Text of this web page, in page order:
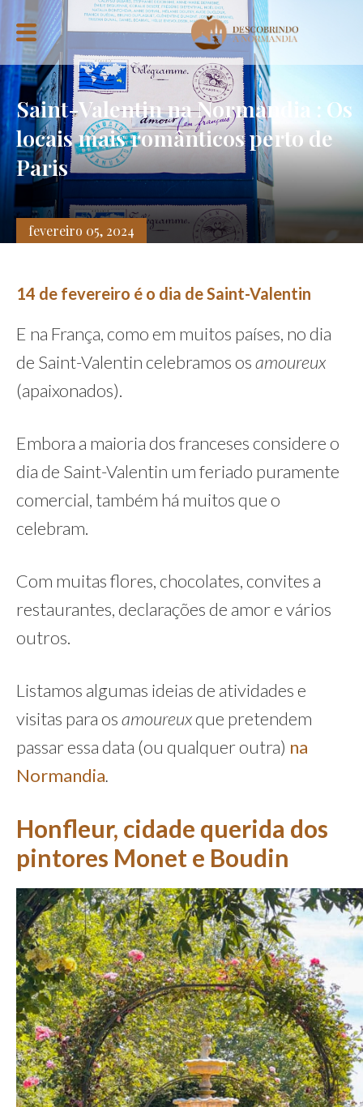
Saint-Valentin na Normandia : Os
locais mais românticos perto de
Paris
fevereiro 05, 2024
14 de fevereiro é o dia de Saint-Valentin
E na França, como em muitos países, no dia
de Saint-Valentin celebramos osamoureux
(apaixonados).
Embora a maioria dos franceses considere o
dia de Saint-Valentin um feriado puramente
comercial, também há muitos que o
celebram.
Com muitas flores, chocolates, convites a
restaurantes, declarações de amor e vários
outros.
Listamos algumas ideias de atividades e
visitas para osamoureuxque pretendem
passar essa data (ou qualquer outra) na
Normandia.
Honfleur, cidade querida dos
pintores Monet e Boudin